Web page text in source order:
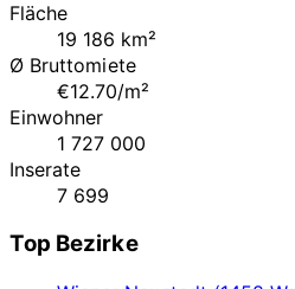
Fläche
19 186 km²
Ø Bruttomiete
€12.70/m²
Einwohner
1 727 000
Inserate
7 699
Top Bezirke